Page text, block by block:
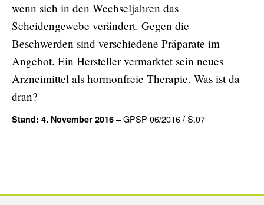
wenn sich in den Wechseljahren das
Scheidengewebe verändert. Gegen die
Beschwerden sind verschiedene Präparate im
Angebot. Ein Hersteller vermarktet sein neues
Arzneimittel als hormonfreie Therapie. Was ist da
dran?
Stand: 4. November 2016 – GPSP 06/2016 / S.07